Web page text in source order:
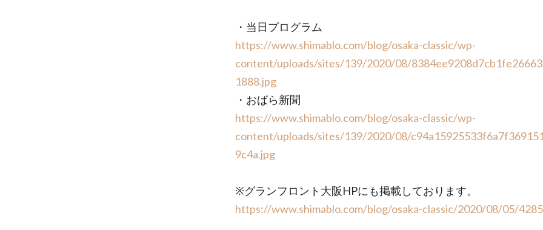
・当日プログラム
https://www.shimablo.com/blog/osaka-classic/wp-
content/uploads/sites/139/2020/08/
1888.jpg
・おばら新聞
https://www.shimablo.com/blog/osaka-classic/wp-
content/uploads/sites/139/2020/08/
9c4a.jpg
※グランフロント大阪HPにも掲載しております。
https://www.shimablo.com/blog/osaka-classic/2020/08/05/4285